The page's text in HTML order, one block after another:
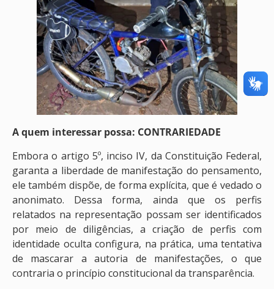
A quem interessar possa: CONTRARIEDADE
Embora o artigo 5º, inciso IV, da Constituição Federal,
garanta a liberdade de manifestação do pensamento,
ele também dispõe, de forma explícita, que é vedado o
anonimato. Dessa forma, ainda que os perfis
relatados na representação possam ser identificados
por meio de diligências, a criação de perfis com
identidade oculta configura, na prática, uma tentativa
de mascarar a autoria de manifestações, o que
contraria o princípio constitucional da transparência.